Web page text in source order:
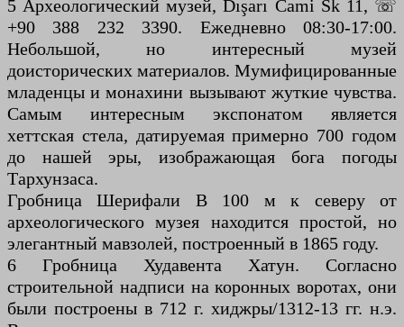
5 Археологический музей, Dışarı Cami Sk 11, ☏
+90 388 232 3390. Ежедневно 08:30-17:00.
Небольшой, но интересный музей
доисторических материалов. Мумифицированные
младенцы и монахини вызывают жуткие чувства.
Самым интересным экспонатом является
хеттская стела, датируемая примерно 700 годом
до нашей эры, изображающая бога погоды
Тархунзаса.
Гробница Шерифали В 100 м к северу от
археологического музея находится простой, но
элегантный мавзолей, построенный в 1865 году.
6 Гробница Худавента Хатун. Согласно
строительной надписи на коронных воротах, они
были построены в 712 г. хиджры/1312-13 гг. н.э.